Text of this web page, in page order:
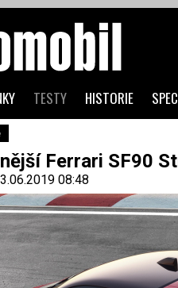
Ferrari SF90
08:48
TESTY HISTORIE